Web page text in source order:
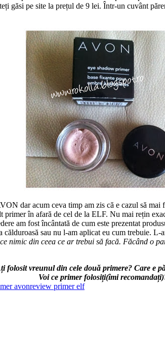
găsi pe site la prețul de 9 lei. Într-un cuvânt
dar acum ceva timp am zis că e cazul să
în afară de cel de la ELF. Nu mai rețin
am fost încântată de cum este prezentat
sau nu l-am aplicat eu cum trebuie.
nimic din ceea ce ar trebui să facă. Făcând o
folosit vreunul din cele două primere? Care e
Voi ce primer folosiți(îmi
avonreview primer elf